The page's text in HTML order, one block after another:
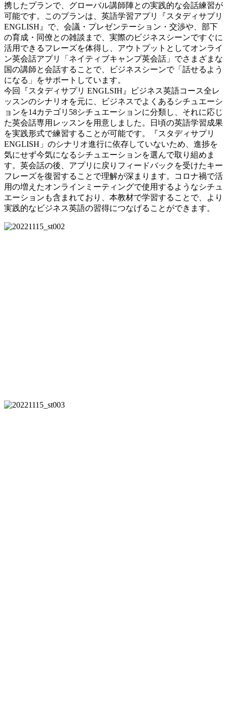
携したプランで、グローバル講師陣との実践的な会話練習が
可能です。このプランは、英語学習アプリ『スタディサプリ
ENGLISH』で、会議・プレゼンテーション・交渉や、部下
の育成・同僚との雑談まで、実際のビジネスシーンですぐに
活用できるフレーズを体得し、アウトプットとしてオンライ
ン英会話アプリ「ネイティブキャンプ英会話」でさまざまな
国の講師と会話することで、ビジネスシーンで「話せるよう
になる」をサポートしています。
今回『スタディサプリ ENGLSIH』ビジネス英語コース全レ
ッスンのシナリオを元に、ビジネスでよくあるシチュエーシ
ョンを14カテゴリ58シチュエーションに分類し、それに応じ
た英会話専用レッスンを用意しました。日頃の英語学習成果
を実践形式で練習することが可能です。『スタディサプリ
ENGLISH」のシナリオ進行に依存していないため、進捗を
気にせず今気になるシチュエーションを選んで取り組めま
す。英会話の後、アプリに戻りフィードバックを受けたキー
フレーズを復習することで理解が深まります。コロナ禍で活
用の増えたオンラインミーティングで使用するようなシチュ
エーションも含まれており、本教材で学習することで、より
実践的なビジネス英語の習得につなげることができます。